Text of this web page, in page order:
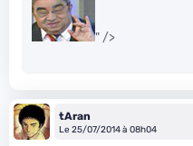
" />
tAran
Le 25/07/2014 à 08h04